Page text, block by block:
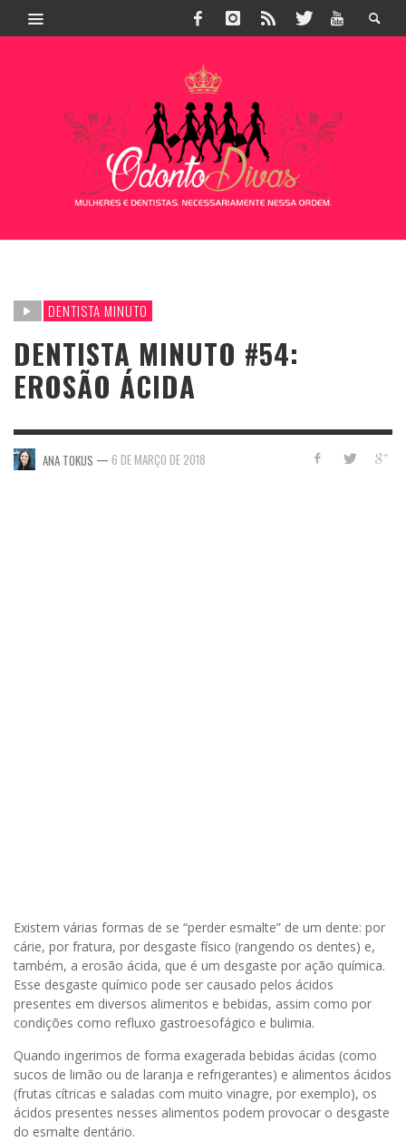
DENTISTA MINUTO
DENTISTA MINUTO #54:
EROSÃO ÁCIDA
ANA TOKUS — 6 DE MARÇO DE 2018
Existem várias formas de se “perder esmalte” de um dente: por
cárie, por fratura, por desgaste físico (rangendo os dentes) e,
também, a erosão ácida, que é um desgaste por ação química.
Esse desgaste químico pode ser causado pelos ácidos
presentes em diversos alimentos e bebidas, assim como por
condições como refluxo gastroesofágico e bulimia.
Quando ingerimos de forma exagerada bebidas ácidas (como
sucos de limão ou de laranja e refrigerantes) e alimentos ácidos
(frutas cítricas e saladas com muito vinagre, por exemplo), os
ácidos presentes nesses alimentos podem provocar o desgaste
do esmalte dentário.